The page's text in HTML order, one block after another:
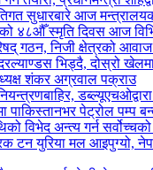
सुधारबारे आज
४८औँ स्मृति दिवस आज
गठन, निजी क्षेत्रको
भिड्दै, दोस्रो
शंकर अग्रवाल पक्राउ
पाकिस्तानभर पेट्रोल पम्प
विभेद अन्त्य गर्न
टन युरिया मल आइपुग्यो,